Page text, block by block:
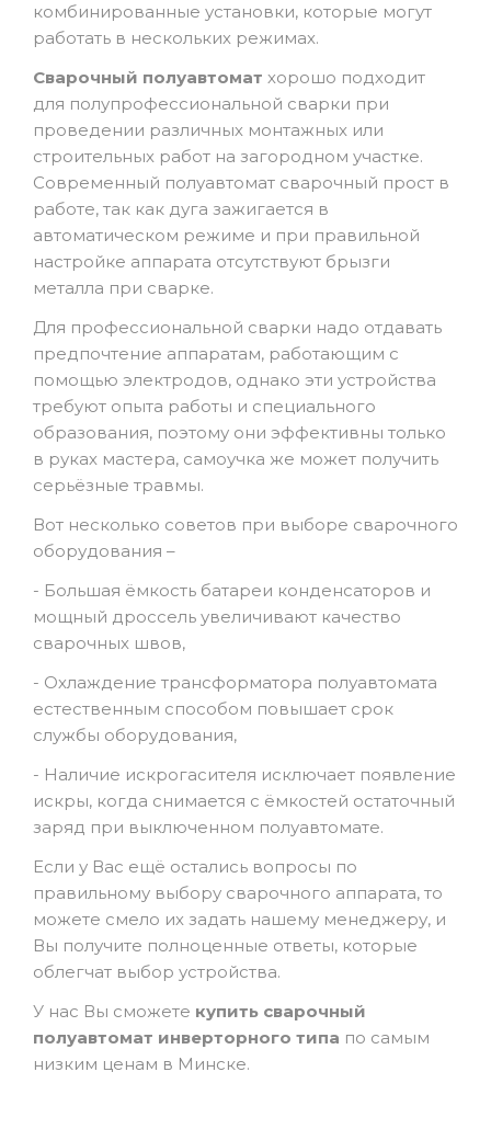
комбинированные установки, которые могут
работать в нескольких режимах.
Сварочный полуавтомат хорошо подходит
для полупрофессиональной сварки при
проведении различных монтажных или
строительных работ на загородном участке.
Современный полуавтомат сварочный прост в
работе, так как дуга зажигается в
автоматическом режиме и при правильной
настройке аппарата отсутствуют брызги
металла при сварке.
Для профессиональной сварки надо отдавать
предпочтение аппаратам, работающим с
помощью электродов, однако эти устройства
требуют опыта работы и специального
образования, поэтому они эффективны только
в руках мастера, самоучка же может получить
серьёзные травмы.
Вот несколько советов при выборе сварочного
оборудования –
- Большая ёмкость батареи конденсаторов и
мощный дроссель увеличивают качество
сварочных швов,
- Охлаждение трансформатора полуавтомата
естественным способом повышает срок
службы оборудования,
- Наличие искрогасителя исключает появление
искры, когда снимается с ёмкостей остаточный
заряд при выключенном полуавтомате.
Если у Вас ещё остались вопросы по
правильному выбору сварочного аппарата, то
можете смело их задать нашему менеджеру, и
Вы получите полноценные ответы, которые
облегчат выбор устройства.
У нас Вы сможете купить сварочный
полуавтомат инверторного типа по самым
низким ценам в Минске.